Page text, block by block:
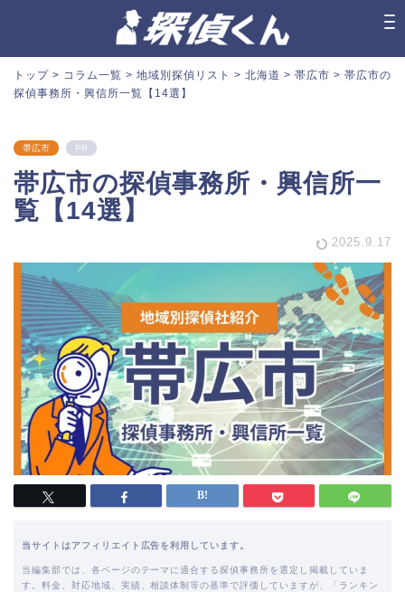
トップ > コラム一覧 > 地域別探偵リスト > 北海道 > 帯広市 > 帯広市の
探偵事務所・興信所一覧【14選】
帯広市 PR
帯広市の探偵事務所・興信所一
覧【14選】
2025.9.17
当サイトはアフィリエイト広告を利用しています。
当編集部では、各ページのテーマに適合する探偵事務所を選定し掲載していま
す。料金、対応地域、実績、相談体制等の基準で評価していますが、「ランキン